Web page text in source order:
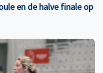
en de halve finale op